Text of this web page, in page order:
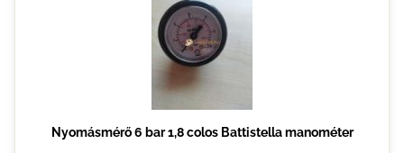
Nyomásmérő 6 bar 1,8 colos Battistella manométer